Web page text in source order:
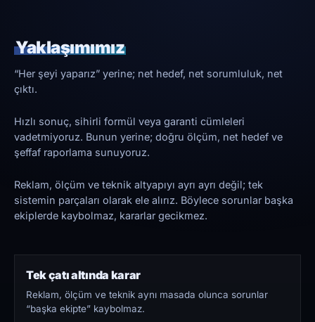
Yaklaşımımız
“Her şeyi yaparız” yerine; net hedef, net sorumluluk, net
çıktı.
Hızlı sonuç, sihirli formül veya garanti cümleleri
vadetmiyoruz. Bunun yerine; doğru ölçüm, net hedef ve
şeffaf raporlama sunuyoruz.
Reklam, ölçüm ve teknik altyapıyı ayrı ayrı değil; tek
sistemin parçaları olarak ele alırız. Böylece sorunlar başka
ekiplerde kaybolmaz, kararlar gecikmez.
Tek çatı altında karar
Reklam, ölçüm ve teknik aynı masada olunca sorunlar
“başka ekipte” kaybolmaz.